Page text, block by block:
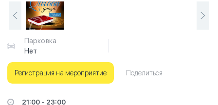
Парковка
Нет
Регистрация на мероприятие Поделиться
21:00 - 23:00